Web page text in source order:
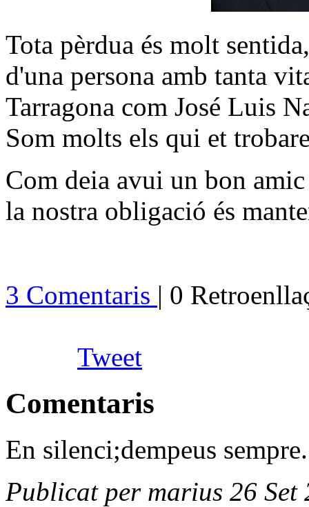
Tota pèrdua és molt
d'una persona amb tanta
Tarragona com José Luis
Som molts els qui et
Com deia avui un bon
la nostra obligació és
3 Comentaris | 0
Tweet
Comentaris
En silenci;dempeus sempre.
Publicat per marius 26 Set